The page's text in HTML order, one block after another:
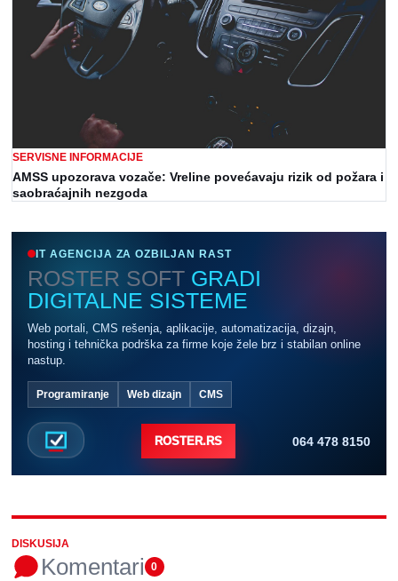
SERVISNE INFORMACIJE
AMSS upozorava vozače: Vreline povećavaju rizik od požara i
saobraćajnih nezgoda
IT AGENCIJA ZA OZBILJAN RAST
ROSTER SOFT GRADI
DIGITALNE SISTEME
Web portali, CMS rešenja, aplikacije, automatizacija, dizajn,
hosting i tehnička podrška za firme koje žele brz i stabilan online
nastup.
Programiranje Web dizajn CMS
ROSTER.RS 064 478 8150
DISKUSIJA
Komentari 0